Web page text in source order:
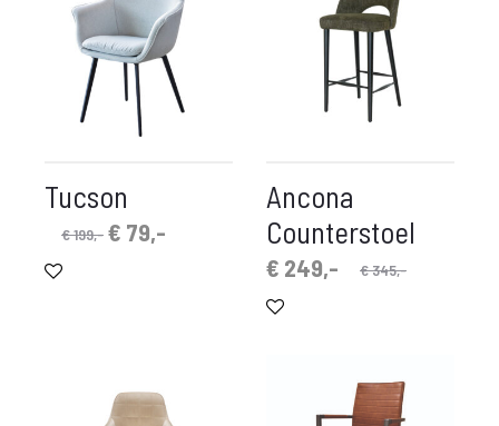
Tucson
€199,- Oorspronkelijke
€ 79,-
Ancona
Counterstoel
€345,-
Oorspronkelijke
€ 249,-
Huidige
prijs